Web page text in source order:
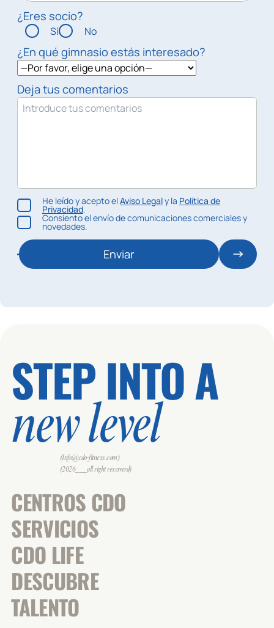
¿Eres socio?
Sí No
¿En qué gimnasio estás interesado?
Deja tus comentarios
He leído y acepto elAviso Legaly la Política de
Privacidad.
Consiento el envío de comunicaciones comerciales y
novedades.
Enviar
STEP INTO A
new level
(Info@cdo-fitness.com)
(2026___all right reserverd)
CENTROS CDO
SERVICIOS
CDO LIFE
DESCUBRE
TALENTO